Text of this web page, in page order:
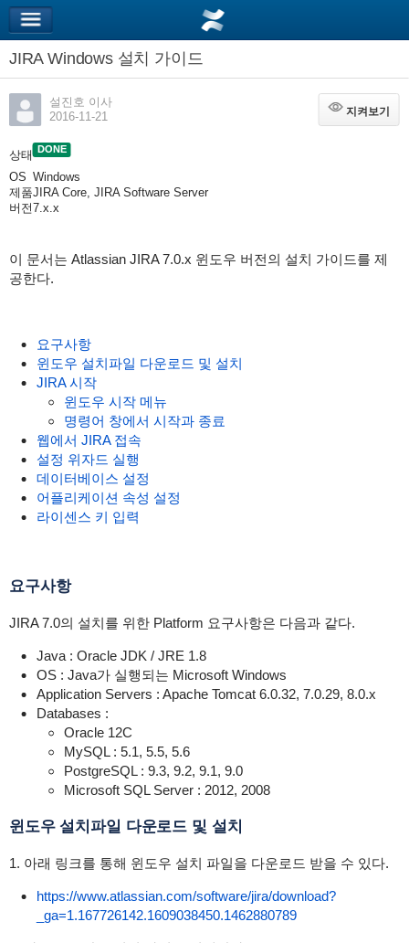
JIRA Windows 설치 가이드
설진호 이사
2016-11-21
지켜보기
지켜보기
상태 DONE
OS Windows
제품JIRA Core, JIRA Software Server
버전7.x.x
이 문서는 Atlassian JIRA 7.0.x 윈도우 버전의 설치 가이드를 제
공한다.
요구사항
윈도우 설치파일 다운로드 및 설치
JIRA 시작
윈도우 시작 메뉴
명령어 창에서 시작과 종료
웹에서 JIRA 접속
설정 위자드 실행
데이터베이스 설정
어플리케이션 속성 설정
라이센스 키 입력
요구사항
JIRA 7.0의 설치를 위한 Platform 요구사항은 다음과 같다.
Java : Oracle JDK / JRE 1.8
OS : Java가 실행되는 Microsoft Windows
Application Servers : Apache Tomcat 6.0.32, 7.0.29, 8.0.x
Databases :
Oracle 12C
MySQL : 5.1, 5.5, 5.6
PostgreSQL : 9.3, 9.2, 9.1, 9.0
Microsoft SQL Server : 2012, 2008
윈도우 설치파일 다운로드 및 설치
1. 아래 링크를 통해 윈도우 설치 파일을 다운로드 받을 수 있다.
https://www.atlassian.com/software/jira/download?
_ga=1.167726142.1609038450.1462880789